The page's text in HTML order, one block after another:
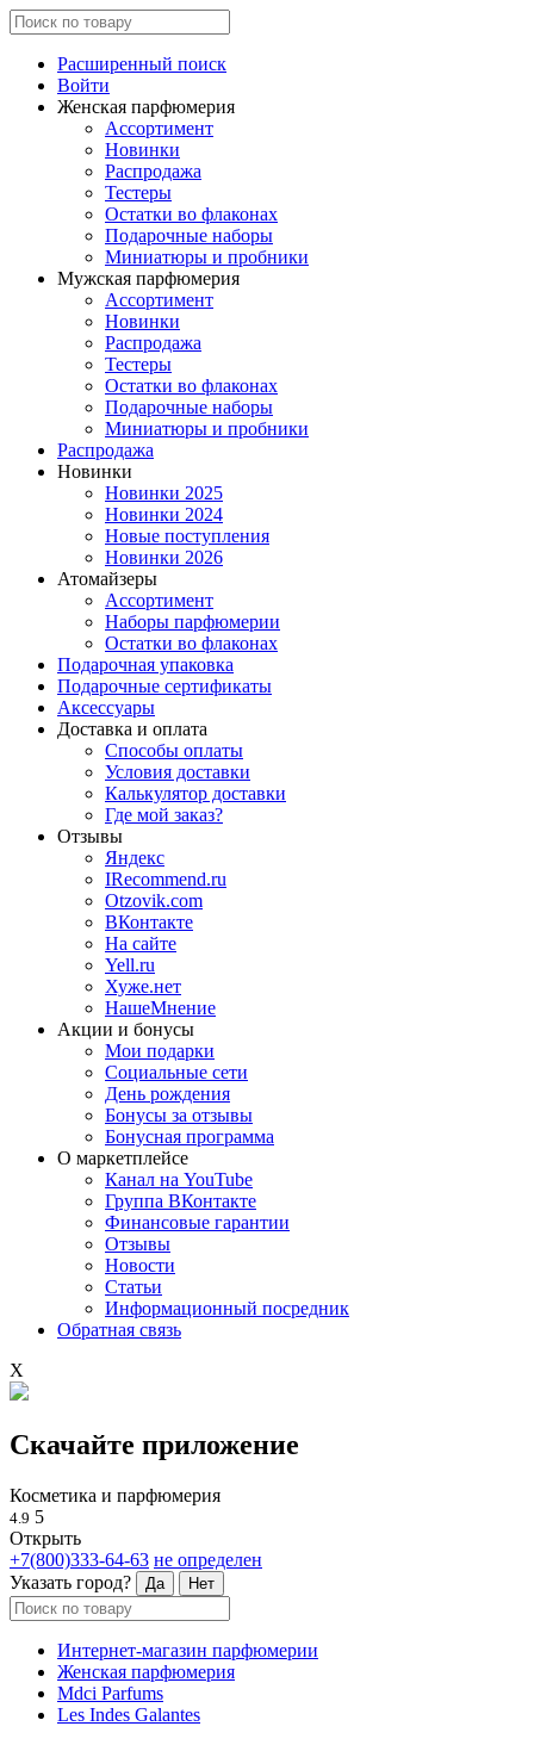
Расширенный поиск
Войти
Женская парфюмерия
Ассортимент
Новинки
Распродажа
Тестеры
Остатки во флаконах
Подарочные наборы
Миниатюры и пробники
Мужская парфюмерия
Ассортимент
Новинки
Распродажа
Тестеры
Остатки во флаконах
Подарочные наборы
Миниатюры и пробники
Распродажа
Новинки
Новинки 2025
Новинки 2024
Новые поступления
Новинки 2026
Атомайзеры
Ассортимент
Наборы парфюмерии
Остатки во флаконах
Подарочная упаковка
Подарочные сертификаты
Аксессуары
Доставка и оплата
Способы оплаты
Условия доставки
Калькулятор доставки
Где мой заказ?
Отзывы
Яндекс
IRecommend.ru
Otzovik.com
ВКонтакте
На сайте
Yell.ru
Хуже.нет
НашеМнение
Акции и бонусы
Мои подарки
Социальные сети
День рождения
Бонусы за отзывы
Бонусная программа
О маркетплейсе
Канал на YouTube
Группа ВКонтакте
Финансовые гарантии
Отзывы
Новости
Статьи
Информационный посредник
Обратная связь
X
Скачайте приложение
Косметика и парфюмерия
4.9 5
Открыть
+7(800)333-64-63 не определен
Указать город?
Да Нет
Интернет-магазин парфюмерии
Женская парфюмерия
Mdci Parfums
Les Indes Galantes